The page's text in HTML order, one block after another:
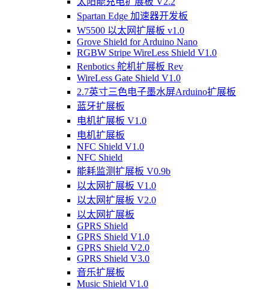
Spartan Edge 加速器开发板
W5500 以太网扩展板 v1.0
Grove Shield for Arduino Nano
RGBW Stripe WireLess Shield V1.0
Renbotics 舵机扩展板 Rev
WireLess Gate Shield V1.0
2.7英寸三色电子墨水屏Arduino扩展板
蓝牙扩展板
电机扩展板 V1.0
电机扩展板
NFC Shield V1.0
NFC Shield
能耗监测扩展板 V0.9b
以太网扩展板 V1.0
以太网扩展板 V2.0
以太网扩展板
GPRS Shield
GPRS Shield V1.0
GPRS Shield V2.0
GPRS Shield V3.0
音乐扩展板
Music Shield V1.0